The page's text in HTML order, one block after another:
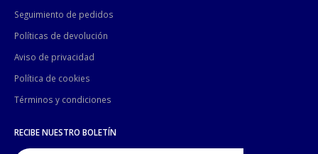
Seguimiento de pedidos
Políticas de devolución
Aviso de privacidad
Política de cookies
Términos y condiciones
RECIBE NUESTRO BOLETÍN